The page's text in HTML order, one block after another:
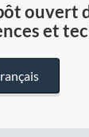
ouvert
et